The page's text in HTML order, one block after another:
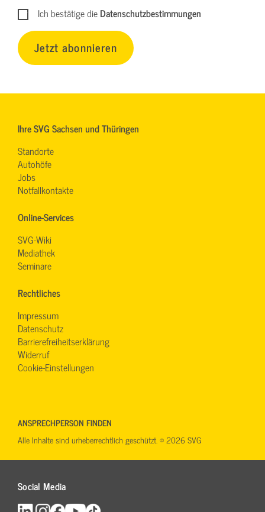
Ich bestätige dieDatenschutzbestimmungen
Jetzt abonnieren
Ihre SVG Sachsen und Thüringen
Standorte
Autohöfe
Jobs
Notfallkontakte
Online-Services
SVG-Wiki
Mediathek
Seminare
Rechtliches
Impressum
Datenschutz
Barrierefreiheitserklärung
Widerruf
Cookie-Einstellungen
Social Media
ANSPRECHPERSON FINDEN
Alle Inhalte sind urheberrechtlich geschützt. © 2026 SVG